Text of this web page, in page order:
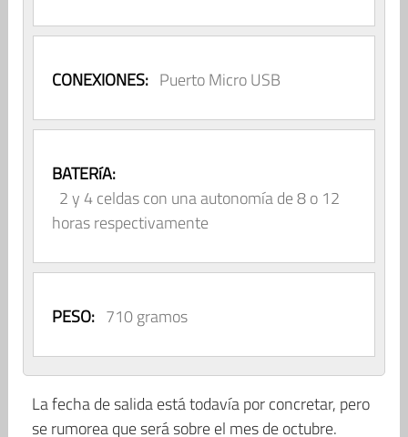
CONEXIONES: Puerto Micro USB
BATERíA:
2 y 4 celdas con una autonomía de 8 o 12
horas respectivamente
PESO: 710 gramos
La fecha de salida está todavía por concretar, pero
se rumorea que será sobre el mes de octubre.